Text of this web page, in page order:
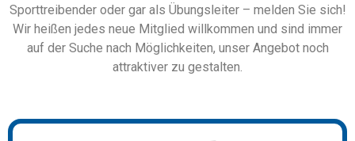
Sporttreibender oder gar als Übungsleiter – melden Sie sich!
Wir heißen jedes neue Mitglied willkommen und sind immer
auf der Suche nach Möglichkeiten, unser Angebot noch
attraktiver zu gestalten.